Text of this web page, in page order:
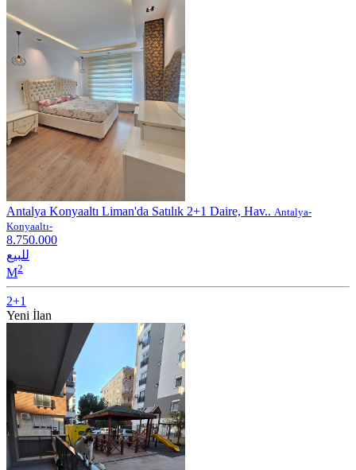
Antalya Konyaaltı Liman'da Satılık 2+1 Daire, Hav.. Antalya-
Konyaaltı-
8.750.000
للبيع
M2
2+1
Yeni İlan